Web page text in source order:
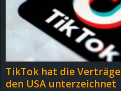
TikTok hat die
den USA unterzeichnet